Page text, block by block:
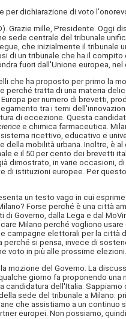
per dichiarazione di voto
). Grazie mille, Presidente. Oggi
sede centrale del tribunale
che inizialmente il tribunale
di un tribunale che ha il
fuori dall'Unione europea,
che ha proposto per primo la
perché tratta di una materia
per numero di brevetti,
tra i temi
di eccezione. Questa
e chimica farmaceutica.
ricettivo, educativo e
della mobilità urbana. Inoltre, è
e il 50 per cento dei brevetti
dimostrato, in varie occasioni,
istituzioni europee. Per
un testo vago in cui
Forse perché è una città
di Governo, dalla Lega e dal
Milano perché vogliono
campagne elettorali per la città
si pensa, invece di
voto in più alle prossime
mozione del Governo. La
giorno fa proponendo
candidatura dell'Italia.
sede del tribunale a Milano:
che assistiamo a un
europei. Non possiamo,